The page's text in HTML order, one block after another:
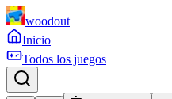
woodout
Inicio
Todos los juegos